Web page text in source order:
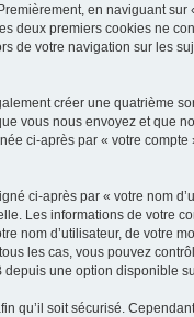
en naviguant
deux premiers cookies ne
de votre navigation sur les
créer une quatrième
vous nous envoyez et
ci-après par « votre
ci-après par « votre nom
Les informations de votre
nom d’utilisateur, de votre
les cas, vous pouvez
une option disponible
qu’il soit sécurisé.